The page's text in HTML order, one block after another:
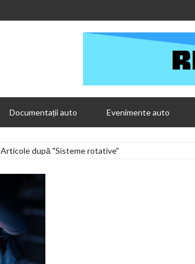
Documentații auto Evenimente auto
Articole după "Sisteme rotative"